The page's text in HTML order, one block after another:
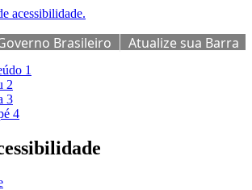
acessibilidade.
Brasileiro
Atualize sua Barra
1
2
3
4